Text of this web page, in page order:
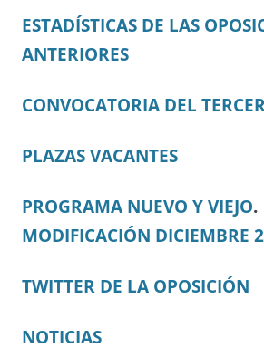
ESTADÍSTICAS DE LAS
ANTERIORES
CONVOCATORIA DEL
PLAZAS VACANTES
PROGRAMA NUEVO Y VIEJO.
MODIFICACIÓN DICIEMBRE
TWITTER DE LA OPOSICIÓN
NOTICIAS